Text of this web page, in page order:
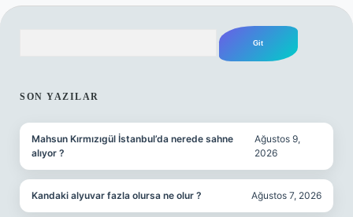
SON YAZILAR
Mahsun Kırmızıgül İstanbul’da nerede sahne
alıyor ?
Ağustos 9,
2026
Kandaki alyuvar fazla olursa ne olur ? Ağustos 7, 2026